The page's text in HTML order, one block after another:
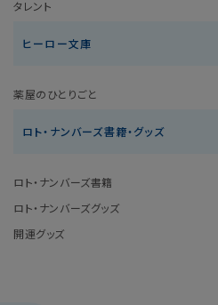
タレント
ヒーロー文庫
薬屋のひとりごと
ロト・ナンバーズ書籍・グッズ
ロト・ナンバーズ書籍
ロト・ナンバーズグッズ
開運グッズ